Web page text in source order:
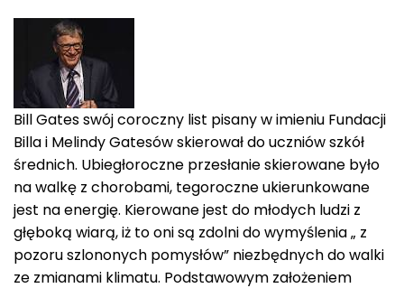
Bill Gates swój coroczny list pisany w imieniu Fundacji
Billa i Melindy Gatesów skierował do uczniów szkół
średnich. Ubiegłoroczne przesłanie skierowane było
na walkę z chorobami, tegoroczne ukierunkowane
jest na energię. Kierowane jest do młodych ludzi z
głęboką wiarą, iż to oni są zdolni do wymyślenia „ z
pozoru szlononych pomysłów” niezbędnych do walki
ze zmianami klimatu. Podstawowym założeniem